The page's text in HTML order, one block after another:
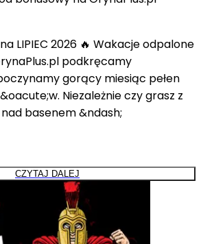
LIPIEC 2026 🔥 Wakacje odpalone
podkręcamy
gorący miesiąc pełen
Niezależnie czy grasz z
basenem &ndash;
CZYTAJ DALEJ